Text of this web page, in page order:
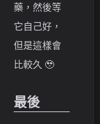
藥，然後等
它自己好，
但是這樣會
比較久 🥹
最後